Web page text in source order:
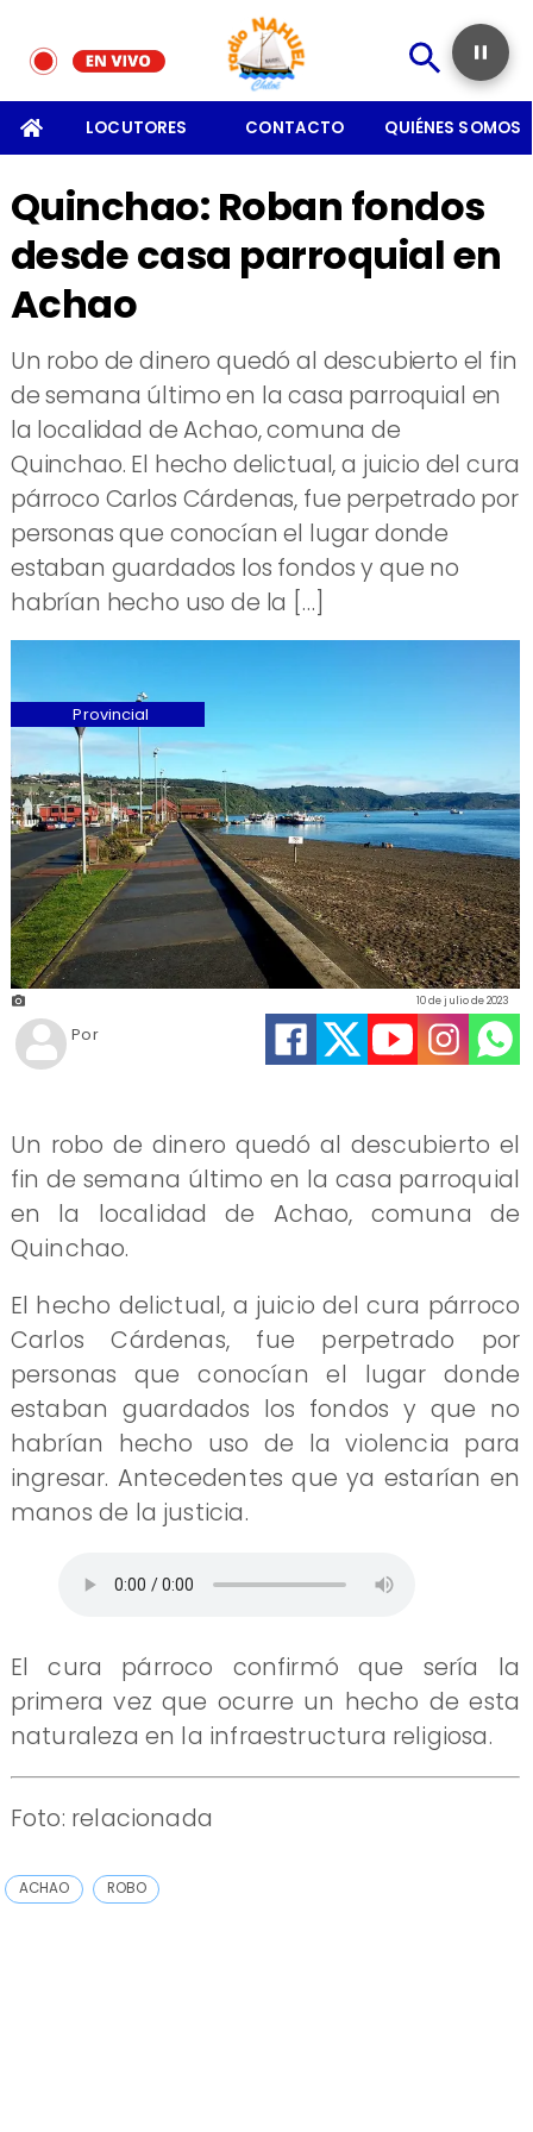
LOCUTORES CONTACTO QUIÉNES SOMOS
Quinchao: Roban fondos
desde casa parroquial en
Achao
Un robo de dinero quedó al descubierto el fin
de semana último en la casa parroquial en
la localidad de Achao, comuna de
Quinchao. El hecho delictual, a juicio del cura
párroco Carlos Cárdenas, fue perpetrado por
personas que conocían el lugar donde
estaban guardados los fondos y que no
habrían hecho uso de la […]
10 de julio de 2023
Provincial
Por
Un robo de dinero quedó al descubierto el
fin de semana último en la casa parroquial
en la localidad de Achao, comuna de
Quinchao.
El hecho delictual, a juicio del cura párroco
Carlos Cárdenas, fue perpetrado por
personas que conocían el lugar donde
estaban guardados los fondos y que no
habrían hecho uso de la violencia para
ingresar. Antecedentes que ya estarían en
manos de la justicia.
El cura párroco confirmó que sería la
primera vez que ocurre un hecho de esta
naturaleza en la infraestructura religiosa.
Foto: relacionada
ACHAO ROBO